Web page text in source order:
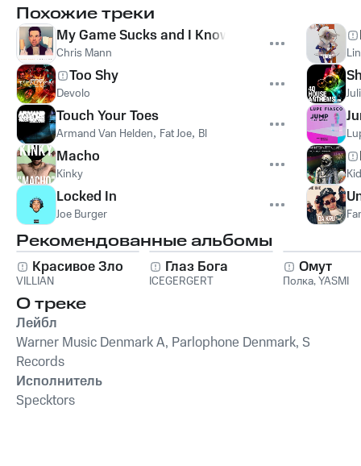
Похожие треки
My Game Sucks and I Know It
Chris Mann
Too Shy
Devolo
Touch Your Toes
Armand Van Helden, Fat Joe, Bl
Macho
Kinky
Locked In
Joe Burger
Рекомендованные альбомы
Красивое Зло
VILLIAN
Глаз Бога
ICEGERGERT
Омут
Полка,YASMI
О треке
Лейбл
Warner Music Denmark A, Parlophone Denmark, S
Records
Исполнитель
Specktors